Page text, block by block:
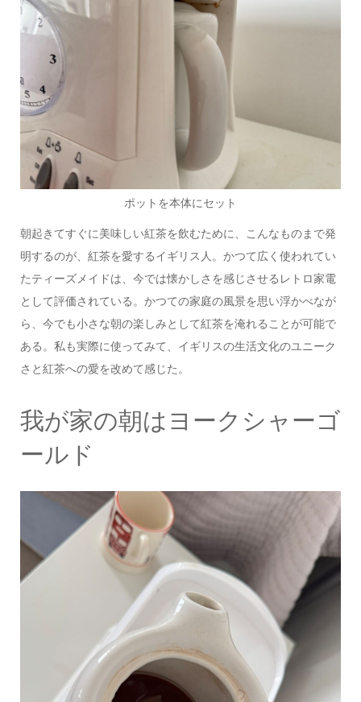
ポットを本体にセット
朝起きてすぐに美味しい紅茶を飲むために、こんなものまで発
明するのが、紅茶を愛するイギリス人。かつて広く使われてい
たティーズメイドは、今では懐かしさを感じさせるレトロ家電
として評価されている。かつての家庭の風景を思い浮かべなが
ら、今でも小さな朝の楽しみとして紅茶を淹れることが可能で
ある。私も実際に使ってみて、イギリスの生活文化のユニーク
さと紅茶への愛を改めて感じた。
我が家の朝はヨークシャーゴ
ールド